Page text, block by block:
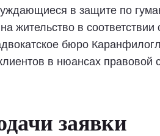
в защите по
жительство в
бюро
в нюансах правовой
заявки